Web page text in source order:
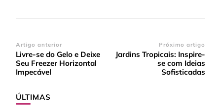
Navegação
de
post
Artigo anterior
Livre-se do Gelo e Deixe
Seu Freezer Horizontal
Impecável
Próximo artigo
Jardins Tropicais: Inspire-
se com Ideias
Sofisticadas
ÚLTIMAS